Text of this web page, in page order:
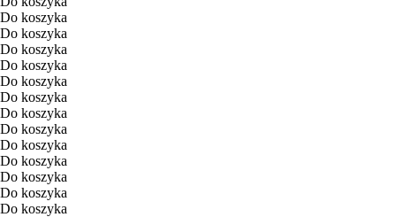
Do koszyka
Do koszyka
Do koszyka
Do koszyka
Do koszyka
Do koszyka
Do koszyka
Do koszyka
Do koszyka
Do koszyka
Do koszyka
Do koszyka
Do koszyka